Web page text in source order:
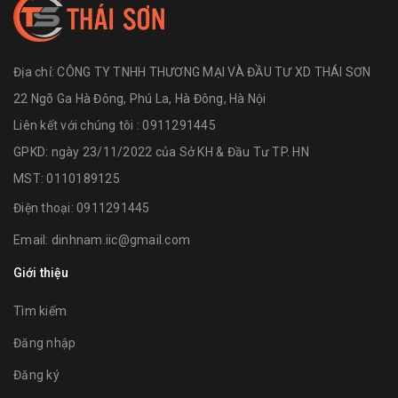
Địa chỉ:CÔNG TY TNHH THƯƠNG MẠI VÀ ĐẦU TƯ XD THÁI SƠN
22 Ngõ Ga Hà Đông, Phú La, Hà Đông, Hà Nội
Liên kết với chúng tôi : 0911291445
GPKD: ngày 23/11/2022 của Sở KH & Đầu Tư TP. HN
MST: 0110189125
Điện thoại: 0911291445
Email: dinhnam.iic@gmail.com
Giới thiệu
Tìm kiếm
Đăng nhập
Đăng ký